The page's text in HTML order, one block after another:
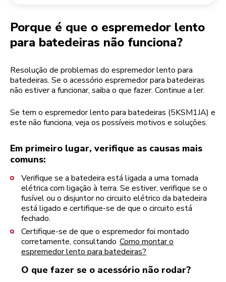
Porque é que o espremedor lento
para batedeiras não funciona?
Resolução de problemas do espremedor lento para
batedeiras. Se o acessório espremedor para batedeiras
não estiver a funcionar, saiba o que fazer. Continue a ler.
Se tem o espremedor lento para batedeiras (5KSM1JA) e
este não funciona, veja os possíveis motivos e soluções.
Em primeiro lugar, verifique as causas mais
comuns:
Verifique se a batedeira está ligada a uma tomada
elétrica com ligação à terra. Se estiver, verifique se o
fusível ou o disjuntor no circuito elétrico da batedeira
está ligado e certifique-se de que o circuito está
fechado.
Certifique-se de que o espremedor foi montado
corretamente, consultando Como montar o
espremedor lento para batedeiras?
O que fazer se o acessório não rodar?